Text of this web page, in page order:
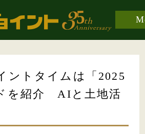
ントタイムは「2025
を紹介 AIと土地活